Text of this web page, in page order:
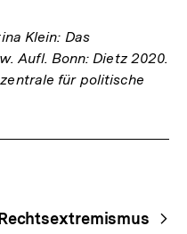
Klein: Das
Aufl. Bonn: Dietz 2020.
für politische